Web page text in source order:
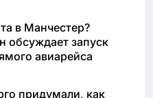
в Манчестер?
обсуждает запуск
авиарейса
придумали, как